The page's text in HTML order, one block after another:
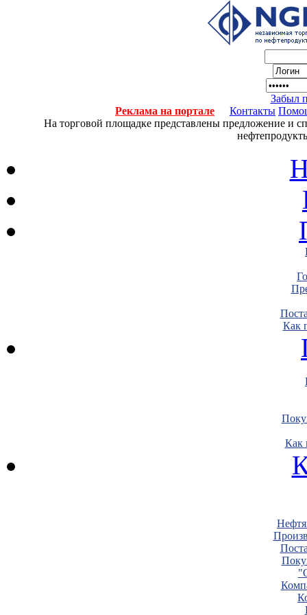
Забыл
Реклама на портале
Контакты
На торговой площадке представлены предложение и
Как
Как